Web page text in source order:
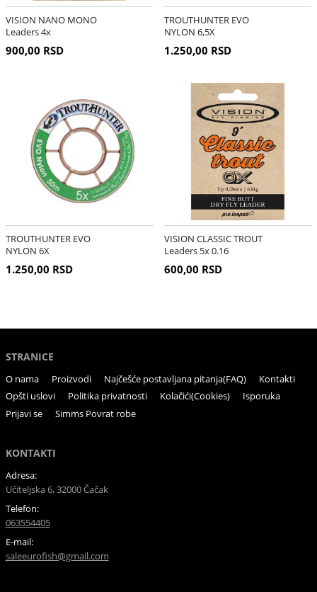
VISION NANO MONO
Leaders 4x
900,00 RSD
TROUTHUNTER EVO
NYLON 6,5X
1.250,00 RSD
TROUTHUNTER EVO
NYLON 6X
1.250,00 RSD
VISION CLASSIC TROUT
Leaders 5x 0.16
600,00 RSD
STRANICE
O nama Proizvodi Najčešće postavljana pitanja(FAQ)
Kontakti
Opšti uslovi
Politika privatnosti Kolačići(Cookies)
Isporuka
Prijavi se
Simms Povrat robe
KONTAKTI
Adresa:
Učiteljska 6, 32000 Čačak
Telefon:
063554405
E-mail:
saleeurofish@gmail.com